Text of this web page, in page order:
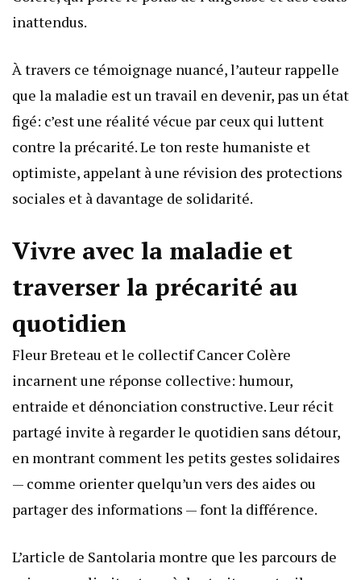
inattendus.
À travers ce témoignage nuancé, l’auteur rappelle
que la maladie est un travail en devenir, pas un état
figé: c’est une réalité vécue par ceux qui luttent
contre la précarité. Le ton reste humaniste et
optimiste, appelant à une révision des protections
sociales et à davantage de solidarité.
Vivre avec la maladie et
traverser la précarité au
quotidien
Fleur Breteau et le collectif Cancer Colère
incarnent une réponse collective: humour,
entraide et dénonciation constructive. Leur récit
partagé invite à regarder le quotidien sans détour,
en montrant comment les petits gestes solidaires
— comme orienter quelqu’un vers des aides ou
partager des informations — font la différence.
L’article de Santolaria montre que les parcours de